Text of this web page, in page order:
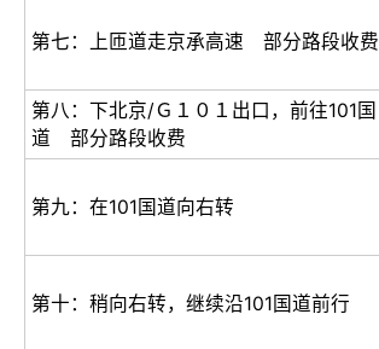
第七：上匝道走京承高速 部分路段收费
第八：下北京/Ｇ１０１出口，前往101国
道 部分路段收费
第九：在101国道向右转
第十：稍向右转，继续沿101国道前行